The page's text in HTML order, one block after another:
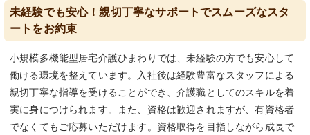
未経験でも安心！親切丁寧なサポートでスムーズなスタ
ートをお約束
小規模多機能型居宅介護ひまわりでは、未経験の方でも安心して
働ける環境を整えています。入社後は経験豊富なスタッフによる
親切丁寧な指導を受けることができ、介護職としてのスキルを着
実に身につけられます。また、資格は歓迎されますが、有資格者
でなくてもご応募いただけます。資格取得を目指しながら成長で